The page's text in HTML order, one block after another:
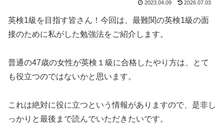
2023.04.09 2026.07.03
英検1級を目指す皆さん！今回は、最難関の英検1級の面
接のために私がした勉強法をご紹介します。
普通の47歳の女性が英検１級に合格したやり方は、とて
も役立つのではないかと思います。
これは絶対に役に立つという情報がありますので、是非し
っかりと最後まで読んでいただきたいです。